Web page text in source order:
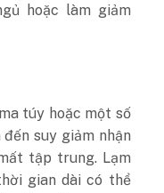
hoặc làm giảm
túy hoặc một số
suy giảm nhận
tập trung. Lạm
gian dài có thể